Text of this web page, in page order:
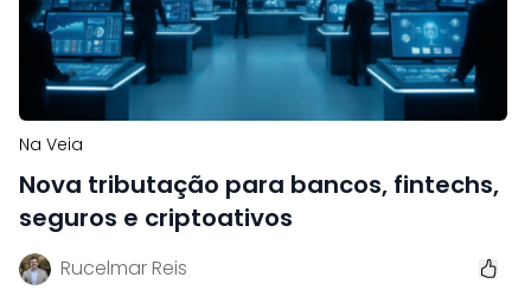
Na Veia
Nova tributação para bancos, fintechs,
seguros e criptoativos
Rucelmar Reis